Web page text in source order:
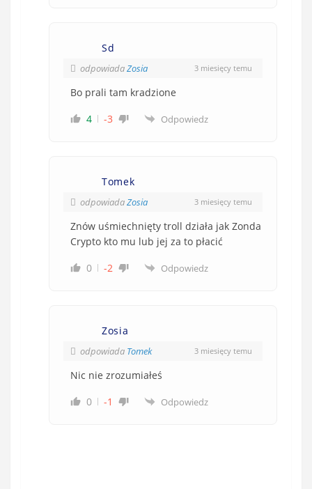
Sd
odpowiadaZosia 3 miesięcy temu
Bo prali tam kradzione
4
-3 Odpowiedz
Tomek
odpowiadaZosia 3 miesięcy temu
Znów uśmiechnięty troll działa jak Zonda
Crypto kto mu lub jej za to płacić
0
-2 Odpowiedz
Zosia
odpowiada Tomek 3 miesięcy temu
Nic nie zrozumiałeś
0
-1 Odpowiedz